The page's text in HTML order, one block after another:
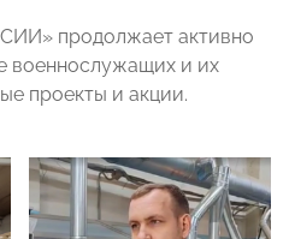
продолжает активно
военнослужащих и их
проекты и акции.